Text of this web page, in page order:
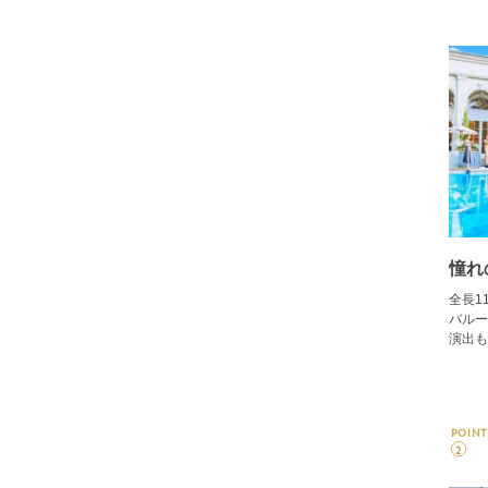
憧れ
全長
バル
演出
POINT
2